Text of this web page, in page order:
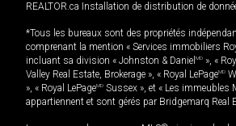
REALTOR.ca Installation de distribution de
*Tous les bureaux sont des propriétés
comprenant la mention « Services immobiliers
incluant sa division « Johnston & Daniel MD », «
Valley Real Estate, Brokerage », « Royal LePageMD
», « Royal LePageMD Sussex », et « Les immeubles
appartiennent et sont gérés par Bridgemarq Real